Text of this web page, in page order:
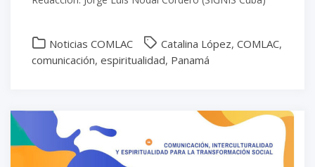
Noticias COMLAC Catalina López, COMLAC,
comunicación, espiritualidad, Panamá